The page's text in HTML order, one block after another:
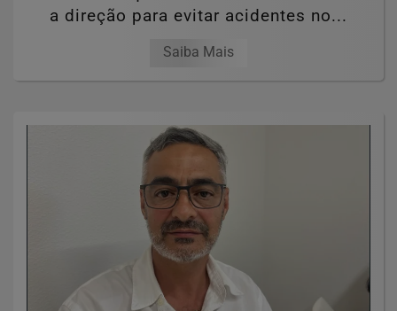
a direção para evitar acidentes no...
Saiba Mais